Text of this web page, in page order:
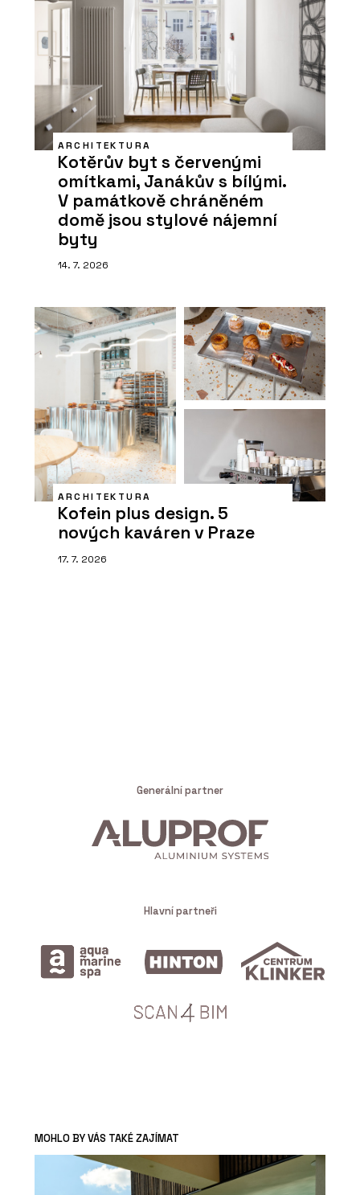
ARCHITEKTURA
Kotěrův byt s červenými
omítkami, Janákův s bílými.
V památkově chráněném
domě jsou stylové nájemní
byty
14. 7. 2026
ARCHITEKTURA
Kofein plus design. 5
nových kaváren v Praze
17. 7. 2026
Generální partner
Hlavní partneři
MOHLO BY VÁS TAKÉ ZAJÍMAT